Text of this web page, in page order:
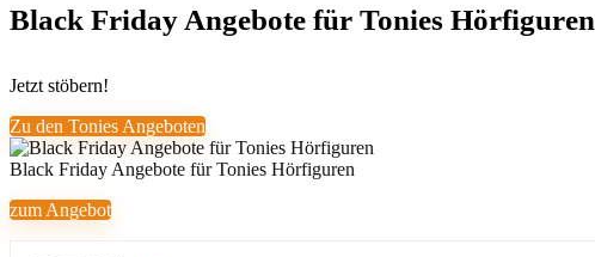
Black Friday Angebote für Tonies Hörfiguren
Jetzt stöbern!
Zu den Tonies Angeboten
Black Friday Angebote für Tonies Hörfiguren
zum Angebot